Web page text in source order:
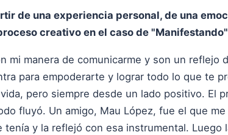
de una experiencia personal, de una
creativo en el caso de
mi manera de comunicarme y son un reflejo
para empoderarte y lograr todo lo que te
pero siempre desde un lado positivo. El
fluyó. Un amigo, Mau López, fue el que
tenía y la reflejó con esa instrumental.